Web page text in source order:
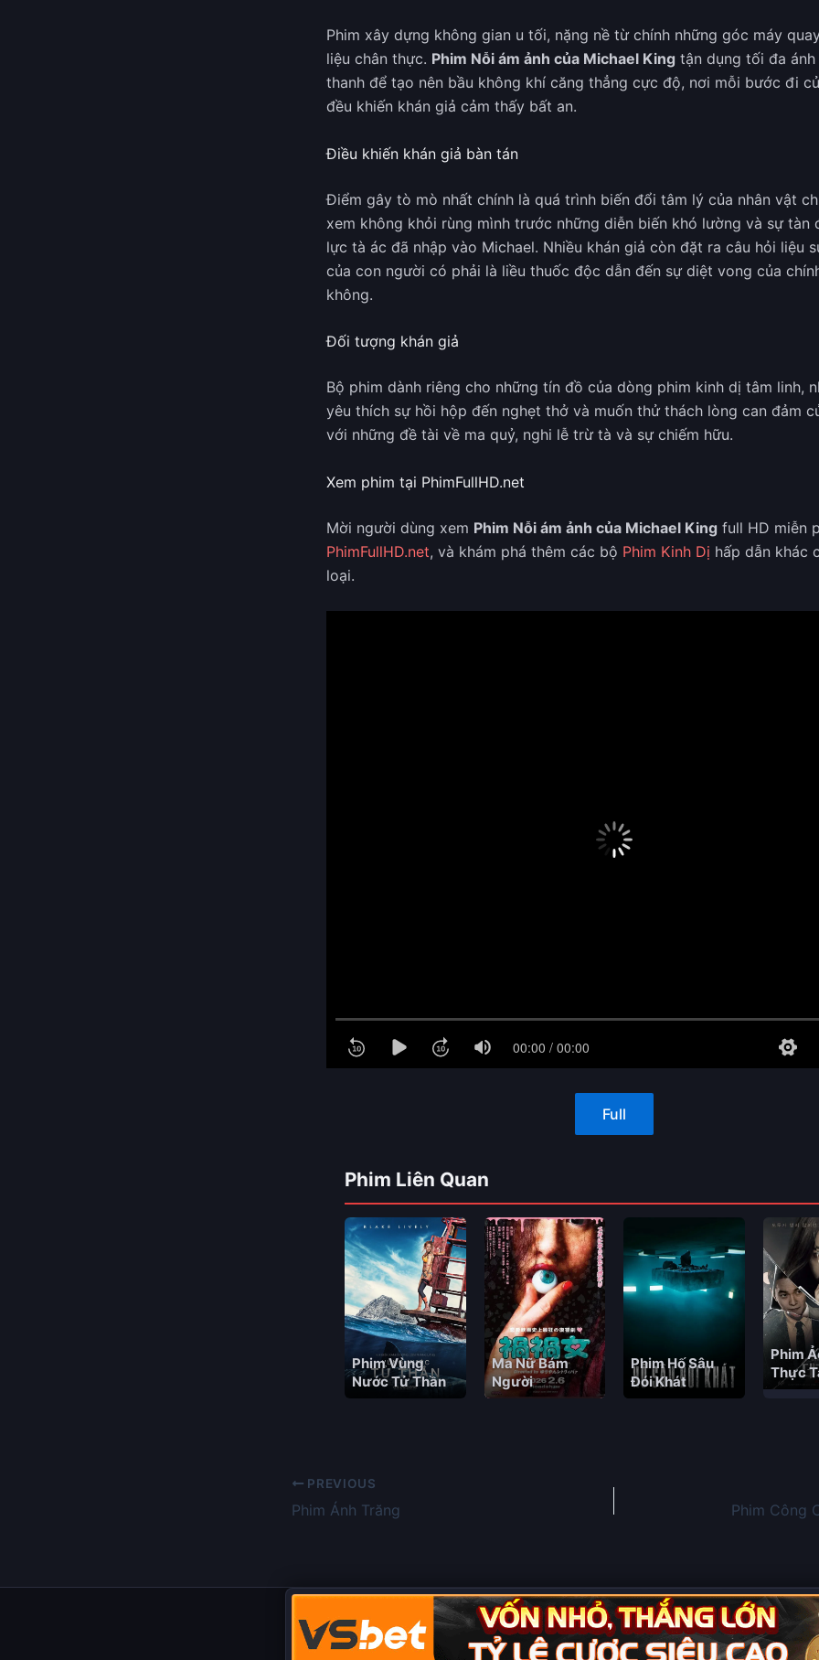
Phim xây dựng không gian u tối, nặng nề từ chính những góc máy
liệu chân thực. Phim Nỗi ám ảnh của Michael King tận dụng tối đa ánh
thanh để tạo nên bầu không khí căng thẳng cực độ, nơi mỗi bước đi
đều khiến khán giả cảm thấy bất an.
Điều khiến khán giả bàn tán
Điểm gây tò mò nhất chính là quá trình biến đổi tâm lý của nhân vật
xem không khỏi rùng mình trước những diễn biến khó lường và sự tàn
lực tà ác đã nhập vào Michael. Nhiều khán giả còn đặt ra câu hỏi liệu
của con người có phải là liều thuốc độc dẫn đến sự diệt vong của
không.
Đối tượng khán giả
Bộ phim dành riêng cho những tín đồ của dòng phim kinh dị tâm linh,
yêu thích sự hồi hộp đến nghẹt thở và muốn thử thách lòng can đảm
với những đề tài về ma quỷ, nghi lễ trừ tà và sự chiếm hữu.
Xem phim tại PhimFullHD.net
Mời người dùng xem Phim Nỗi ám ảnh của Michael King full HD miễn
PhimFullHD.net, và khám phá thêm các bộ Phim Kinh Dị hấp dẫn khác
loại.
Full
Phim Liên Quan
Phim Vùng
Nước Tử Thần
Ma Nữ Bám
Người
Phim Hố Sâu
Đói Khát
Phim
Thực
PREVIOUS
Phim Ánh Trăng Phim Công
Copyright © 2026 Phim Full HD